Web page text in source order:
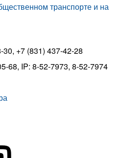
транспорте и на
+7 (831) 437-42-28
68, IP: 8-52-7973, 8-52-7974